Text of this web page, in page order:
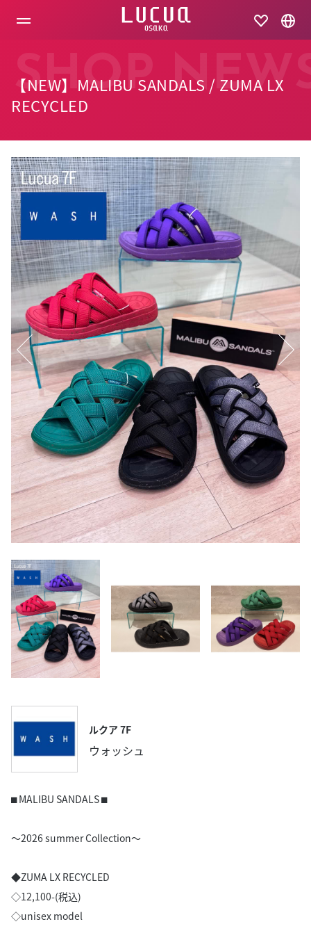
【NEW】MALIBU SANDALS / ZUMA LX
RECYCLED
SHOP
ルクア 7F
ウォッシュ
⬛︎ MALIBU SANDALS ⬛︎
〜2026 summer Collection〜
◆ZUMA LX RECYCLED
◇12,100-(税込)
◇unisex model